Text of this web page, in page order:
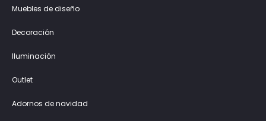
Muebles de diseño
Decoración
Iluminación
Outlet
Adornos de navidad